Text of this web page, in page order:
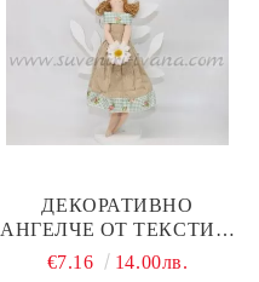
ДЕКОРАТИВНО
АНГЕЛЧЕ ОТ ТЕКСТИЛ,
МОДЕЛ СЕДЕМ
€7.16 14.00лв.